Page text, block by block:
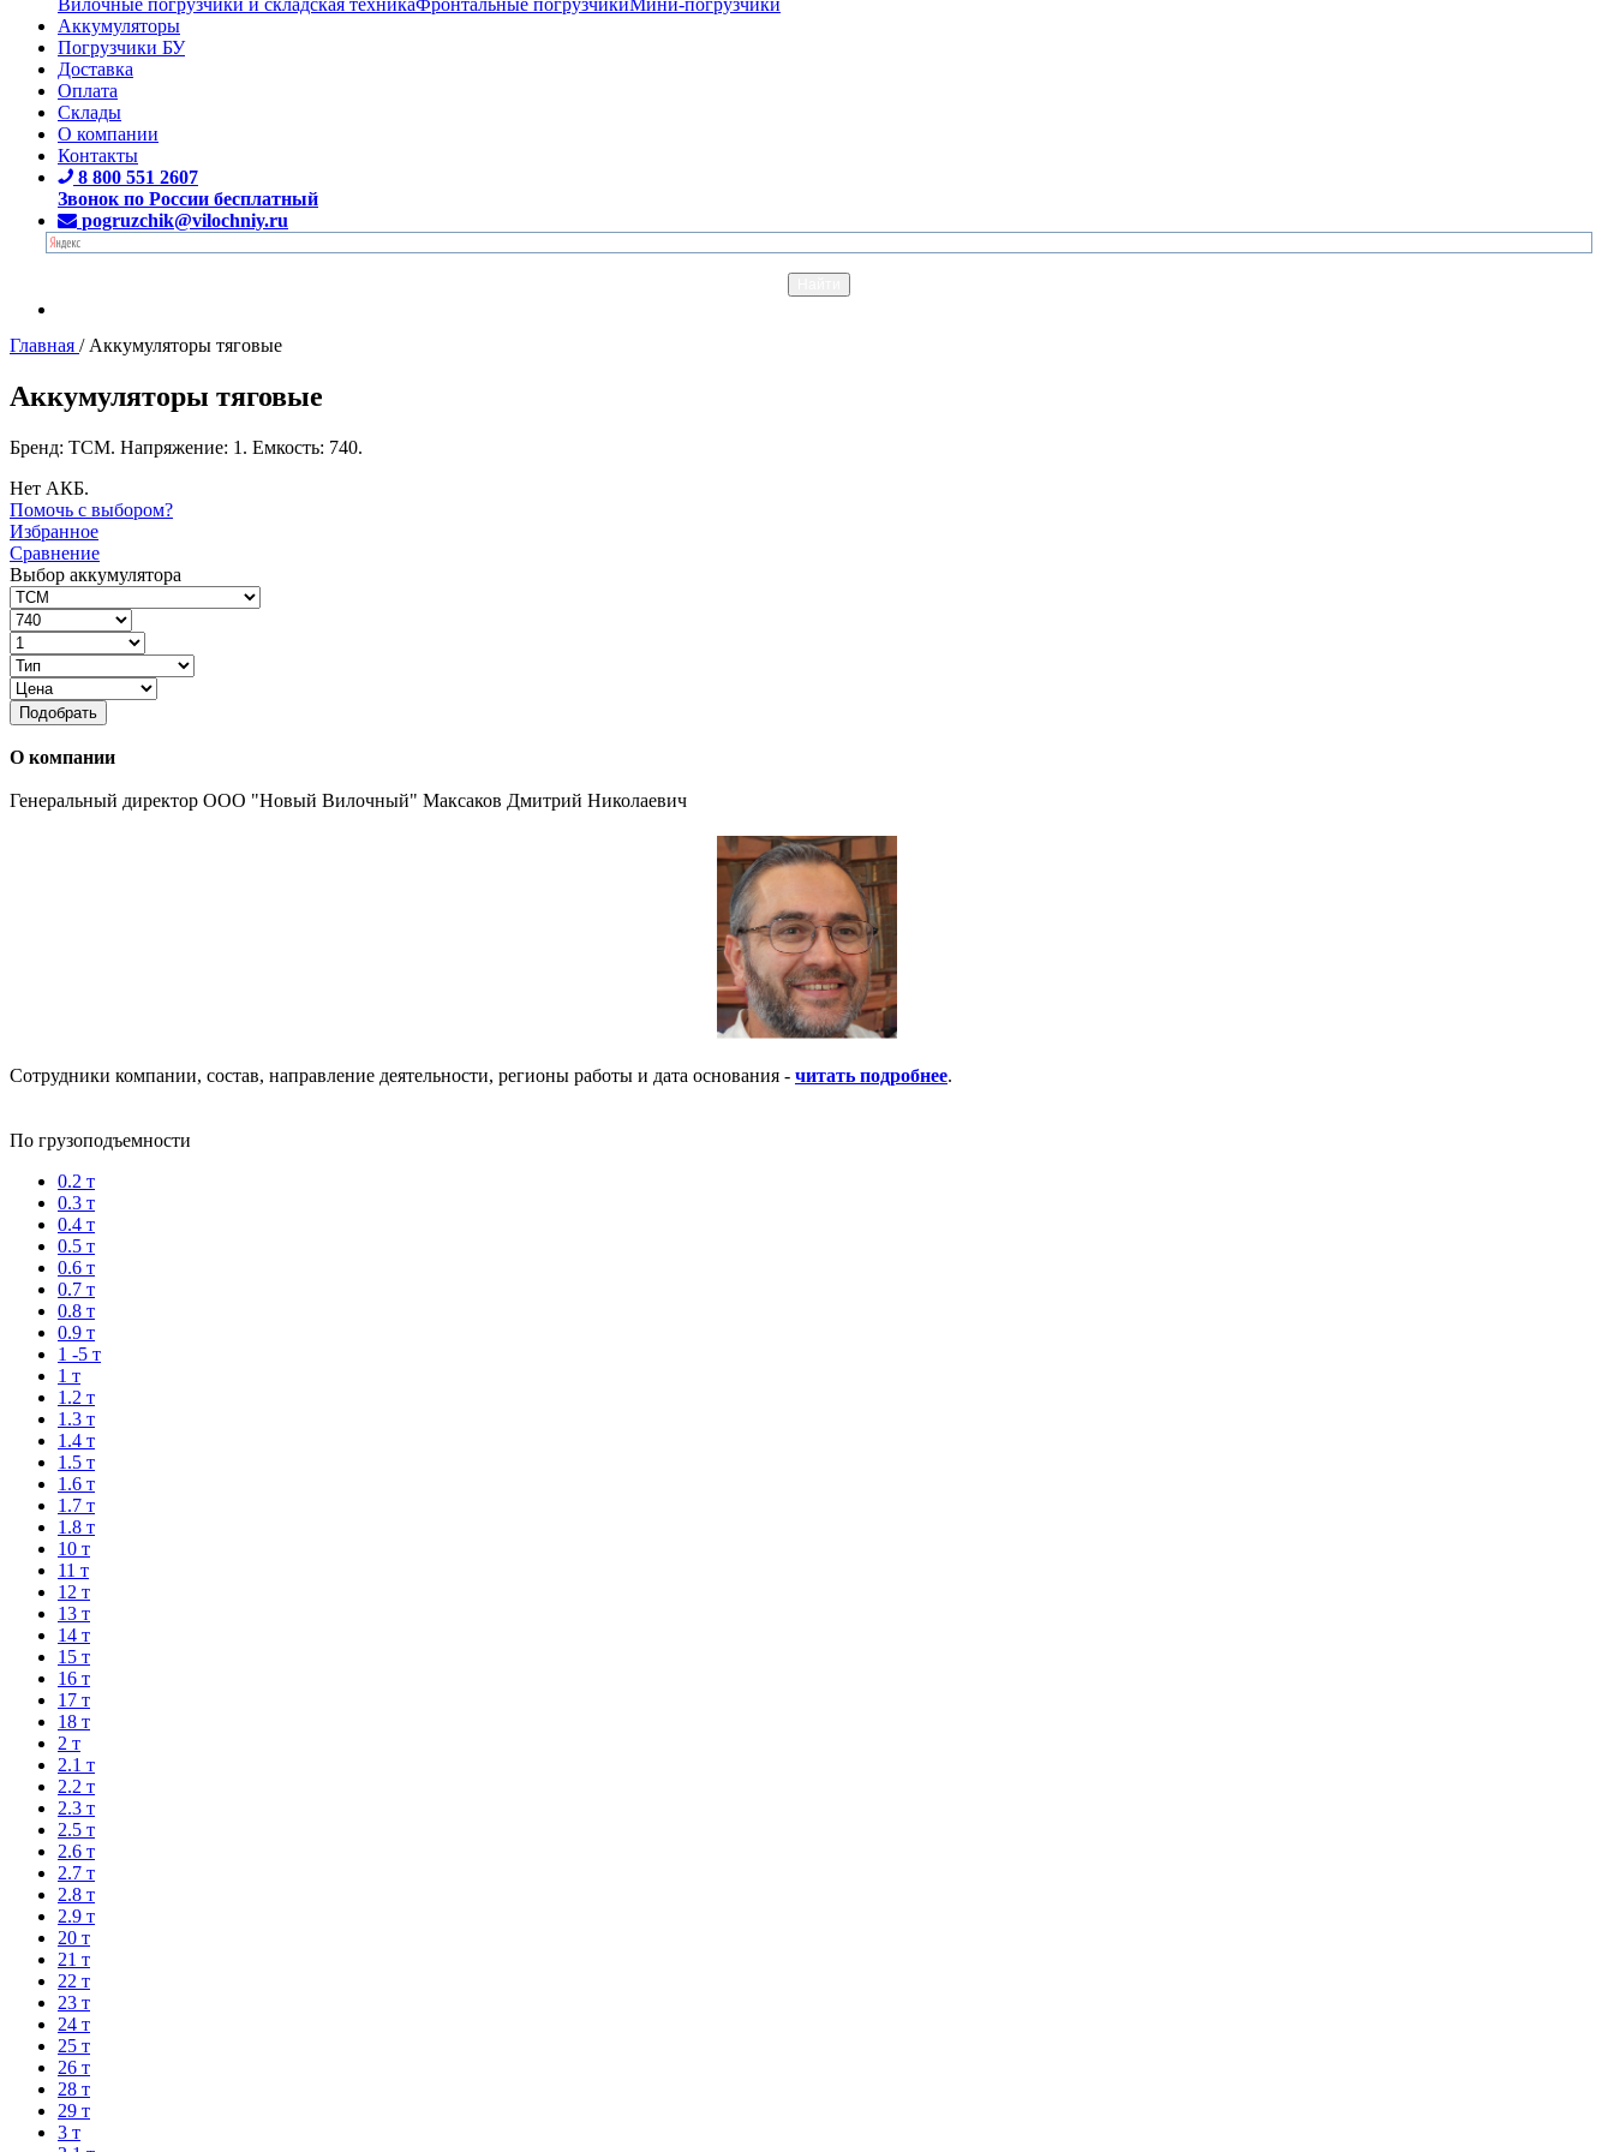
Аккумуляторы
Погрузчики БУ
Доставка
Оплата
Склады
О компании
Контакты
8 800 551 2607
Звонок по России бесплатный
pogruzchik@vilochniy.ru
Главная / Аккумуляторы тяговые
Аккумуляторы тяговые
Бренд: TCM. Напряжение: 1. Емкость: 740.
Нет АКБ.
Помочь с выбором?
Избранное
Сравнение
Выбор аккумулятора
Подобрать
О компании
Генеральный директор ООО "Новый Вилочный" Максаков Дмитрий Николаевич
Сотрудники компании, состав, направление деятельности, регионы работы и дата основания - читать подробнее.
По грузоподъемности
0.2 т
0.3 т
0.4 т
0.5 т
0.6 т
0.7 т
0.8 т
0.9 т
1 -5 т
1 т
1.2 т
1.3 т
1.4 т
1.5 т
1.6 т
1.7 т
1.8 т
10 т
11 т
12 т
13 т
14 т
15 т
16 т
17 т
18 т
2 т
2.1 т
2.2 т
2.3 т
2.5 т
2.6 т
2.7 т
2.8 т
2.9 т
20 т
21 т
22 т
23 т
24 т
25 т
26 т
28 т
29 т
3 т